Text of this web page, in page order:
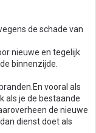
de schade van
nieuwe en tegelijk
binnenzijde.
vooral als
als je de bestaande
de nieuwe
dienst doet als